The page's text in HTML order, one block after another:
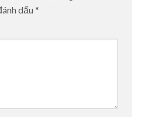
dấu *